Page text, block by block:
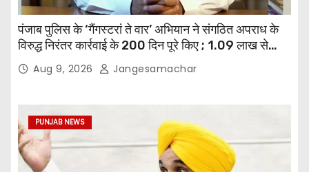
पंजाब पुलिस के ‘गैंगस्टरां ते वार’ अभियान ने संगठित अपराध के
विरुद्ध निरंतर कार्रवाई के 200 दिन पूरे किए ; 1.09 लाख से
अधिक छापेमारियाँ कीं, 1,532 घोषित अपराधी गिरफ़्तार किए
Aug 9, 2026 Jangesamachar
PUNJAB NEWS